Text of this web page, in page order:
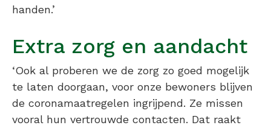
handen.’
Extra zorg en aandacht
‘Ook al proberen we de zorg zo goed mogelijk
te laten doorgaan, voor onze bewoners blijven
de coronamaatregelen ingrijpend. Ze missen
vooral hun vertrouwde contacten. Dat raakt